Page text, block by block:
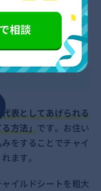
ートの捨て方6種類
します。
表としてあげられる
方法」です。お住い
をすることでチャイ
ます。
イルドシートを粗大